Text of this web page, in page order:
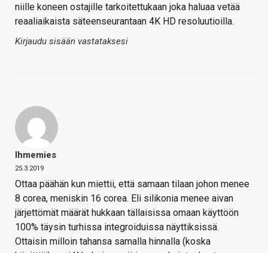
niille koneen ostajille tarkoitettukaan joka haluaa vetää
reaaliaikaista säteenseurantaan 4K HD resoluutioilla.
Kirjaudu sisään vastataksesi
Ihmemies
25.3.2019
Ottaa päähän kun miettii, että samaan tilaan johon menee
8 corea, meniskin 16 corea. Eli silikonia menee aivan
järjettömät määrät hukkaan tällaisissa omaan käyttöön
100% täysin turhissa integroiduissa näyttiksissä.
Ottaisin milloin tahansa samalla hinnalla (koska